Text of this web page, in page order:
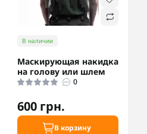
В наличии
Маскирующая накидка
на голову или шлем
0
600 грн.
В корзину